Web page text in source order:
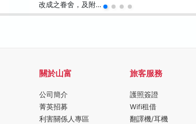
改成之眷舍，及附…
關於山富
公司簡介
菁英招募
利害關係人專區
旅客服務
護照簽證
Wifi租借
翻譯機/耳機